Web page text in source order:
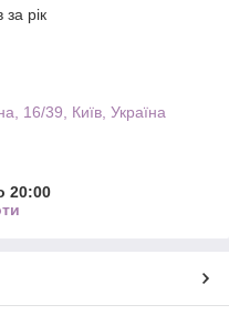
за рік
16/39, Київ, Україна
20:00